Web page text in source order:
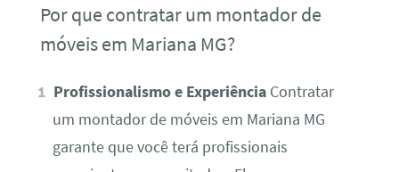
Por que contratar um montador de
móveis em Mariana MG?
Profissionalismo e Experiência Contratar
um montador de móveis em Mariana MG
garante que você terá profissionais